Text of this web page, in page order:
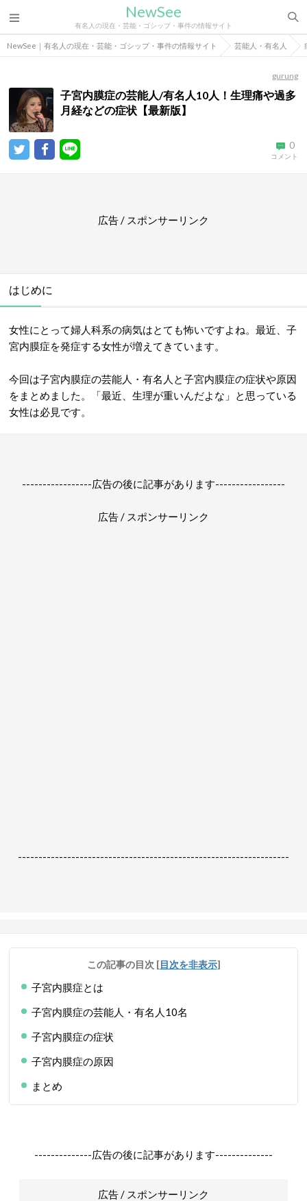
NewSee
有名人の現在・芸能・ゴシップ・事件の情報サイト
NewSee｜有名人の現在・芸能・ゴシップ・事件の情報サイト 芸能人・有名人
gurung
子宮内膜症の芸能人/有名人10人！生理痛や過多
月経などの症状【最新版】
0
コメント
広告 / スポンサーリンク
はじめに
女性にとって婦人科系の病気はとても怖いですよね。最近、子
宮内膜症を発症する女性が増えてきています。
今回は子宮内膜症の芸能人・有名人と子宮内膜症の症状や原因
をまとめました。「最近、生理が重いんだよな」と思っている
女性は必見です。
-----------------広告の後に記事があります-----------------
広告 / スポンサーリンク
------------------------------------------------------------------
この記事の目次 [目次を非表示]
子宮内膜症とは
子宮内膜症の芸能人・有名人10名
子宮内膜症の症状
子宮内膜症の原因
まとめ
--------------広告の後に記事があります--------------
広告 / スポンサーリンク